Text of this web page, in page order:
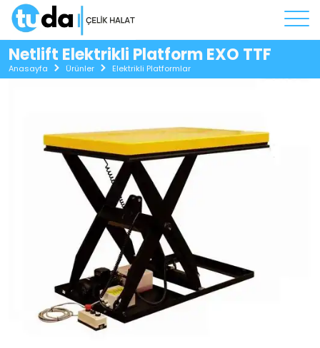
Netlift Elektrikli Platform EXO TTF
Anasayfa Ürünler Elektrikli Platformlar